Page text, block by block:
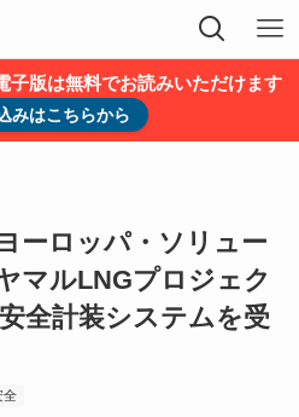
子版は無料でお読みいただけます
みはこちらから
ーロッパ・ソリュー
マルLNGプロジェク
全計装システムを受
全